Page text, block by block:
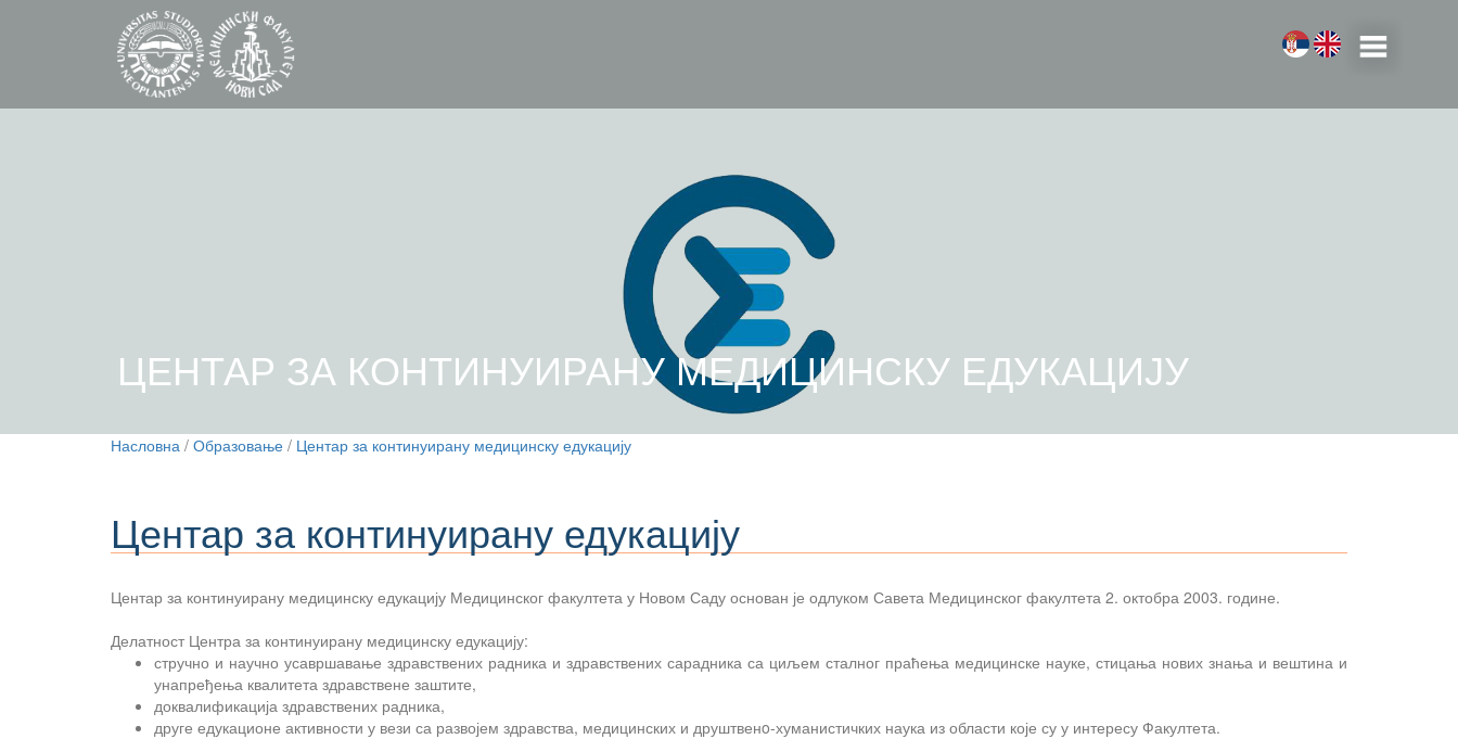
ЦЕНТАР ЗА КОНТИНУИРАНУ МЕДИЦИНСКУ ЕДУКАЦИЈУ
Насловна / Образовање / Центар за континуирану медицинску едукацију
Центар за континуирану едукацију
Центар за континуирану медицинску едукацију Медицинског факултета у Новом Саду основан је одлуком Савета Медицинског факултета 2. октобра 2003. године.
Делатност Центра за континуирану медицинску едукацију:
стручно и научно усавршавање здравствених радника и здравствених сарадника са циљем сталног праћења медицинске науке, стицања нових знања и вештина и
унапређења квалитета здравствене заштите,
доквалификација здравствених радника,
друге едукационе активности у вези са развојем здравства, медицинских и друштвенo-хуманистичких наука из области које су у интересу Факултета.